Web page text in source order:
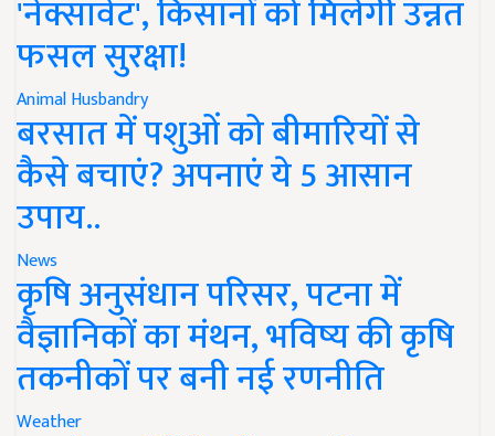
'नेक्सावेट', किसानों को मिलेगी उन्नत
फसल सुरक्षा!
Animal Husbandry
बरसात में पशुओं को बीमारियों से
कैसे बचाएं? अपनाएं ये 5 आसान
उपाय..
News
कृषि अनुसंधान परिसर, पटना में
वैज्ञानिकों का मंथन, भविष्य की कृषि
तकनीकों पर बनी नई रणनीति
Weather